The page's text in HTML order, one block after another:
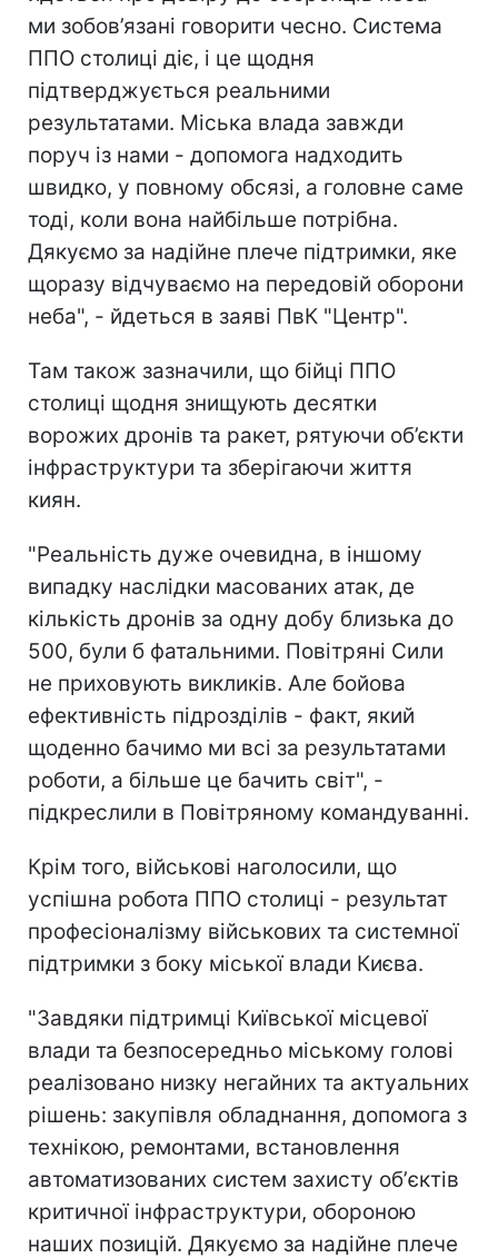
ми зобов’язані говорити чесно. Система
ППО столиці діє, і це щодня
підтверджується реальними
результатами. Міська влада завжди
поруч із нами - допомога надходить
швидко, у повному обсязі, а головне саме
тоді, коли вона найбільше потрібна.
Дякуємо за надійне плече підтримки, яке
щоразу відчуваємо на передовій оборони
неба", - йдеться в заяві ПвК "Центр".
Там також зазначили, що бійці ППО
столиці щодня знищують десятки
ворожих дронів та ракет, рятуючи об’єкти
інфраструктури та зберігаючи життя
киян.
"Реальність дуже очевидна, в іншому
випадку наслідки масованих атак, де
кількість дронів за одну добу близька до
500, були б фатальними. Повітряні Сили
не приховують викликів. Але бойова
ефективність підрозділів - факт, який
щоденно бачимо ми всі за результатами
роботи, а більше це бачить світ", -
підкреслили в Повітряному командуванні.
Крім того, військові наголосили, що
успішна робота ППО столиці - результат
професіоналізму військових та системної
підтримки з боку міської влади Києва.
"Завдяки підтримці Київської місцевої
влади та безпосередньо міському голові
реалізовано низку негайних та актуальних
рішень: закупівля обладнання, допомога з
технікою, ремонтами, встановлення
автоматизованих систем захисту обʼєктів
критичної інфраструктури, обороною
наших позицій. Дякуємо за надійне плече